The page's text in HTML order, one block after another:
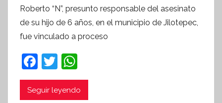
r
S
Roberto “N”, presunto responsable del asesinato
de su hijo de 6 años, en el municipio de Jilotepec,
fue vinculado a proceso
F
a
c
T
w
itt
h
at
Seguir leyendo